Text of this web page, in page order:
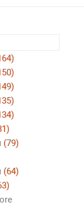
(79)
(64)